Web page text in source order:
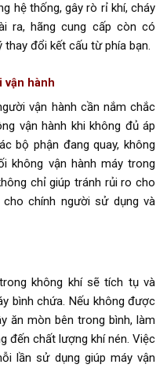
hệ thống, gây rò rỉ khí, cháy
ra, hãng cung cấp còn có
đổi kết cấu từ phía bạn.
vận hành
vận hành cần nắm chắc
vận hành khi không đủ áp
bộ phận đang quay, không
không vận hành máy trong
chỉ giúp tránh rủi ro cho
chính người sử dụng và
không khí sẽ tích tụ và
bình chứa. Nếu không được
ăn mòn bên trong bình, làm
đến chất lượng khí nén. Việc
lần sử dụng giúp máy vận